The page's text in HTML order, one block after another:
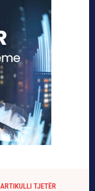
ARTIKULLI TJETËR